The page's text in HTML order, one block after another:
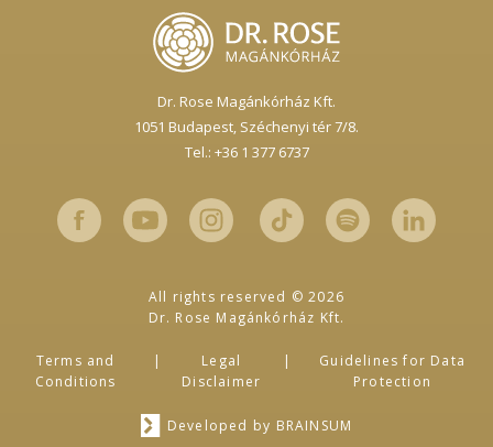
Dr. Rose Magánkórház Kft.
1051 Budapest,Széchenyi tér 7/8.
Tel.: +36 1 377 6737
All rights reserved © 2026
Dr. Rose Magánkórház Kft.
Terms and
Conditions
Legal
Disclaimer
Guidelines for Data
Protection
Developed by BRAINSUM